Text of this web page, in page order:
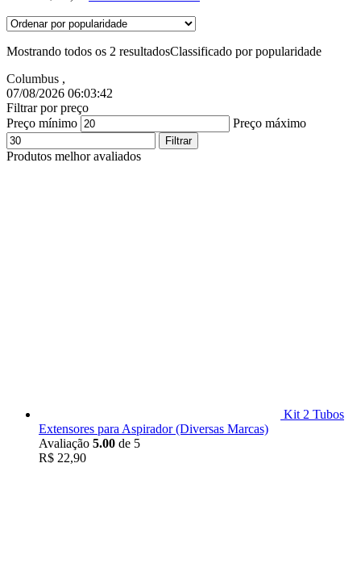
Mostrando todos os 2 resultadosClassificado por popularidade
Columbus ,
07/08/2026 06:03:43
Filtrar por preço
Preço mínimo
Preço máximo
Filtrar
Produtos melhor avaliados
Kit 2 Tubos
Extensores para Aspirador (Diversas Marcas)
Avaliação 5.00 de 5
R$ 22,90